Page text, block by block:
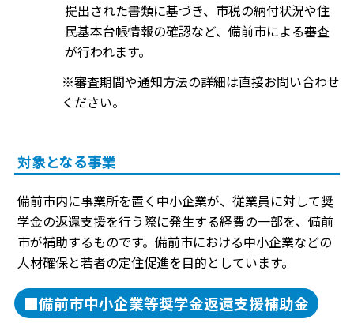
提出された書類に基づき、市税の納付状況や住
民基本台帳情報の確認など、備前市による審査
が行われます。
※審査期間や通知方法の詳細は直接お問い合わせ
ください。
対象となる事業
備前市内に事業所を置く中小企業が、従業員に対して奨
学金の返還支援を行う際に発生する経費の一部を、備前
市が補助するものです。備前市における中小企業などの
人材確保と若者の定住促進を目的としています。
■備前市中小企業等奨学金返還支援補助金